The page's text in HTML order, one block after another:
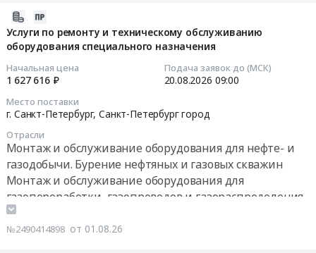
Услуги по ремонту и техническому обслуживанию
оборудования специального назначения
Начальная цена
1 627 616 ₽
Подача заявок до (МСК)
20.08.2026 09:00
Место поставки
г. Санкт-Петербург,Санкт-Петербург город
Отрасли
Монтаж и обслуживание оборудования для нефте- и
газодобычи. Бурение нефтяных и газовых скважин
Монтаж и обслуживание оборудования для
газопереработки, газопроводов и газораспределения
№2490414898 от 01.08.26